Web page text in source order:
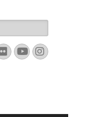
YouTube
Instagram